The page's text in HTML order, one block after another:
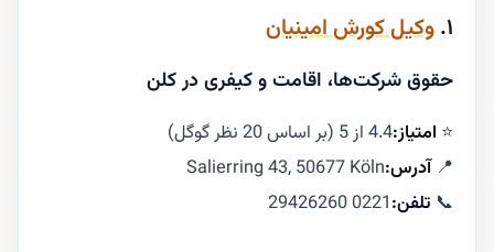
۱. وکیل کورش امینیان
حقوق شرکت‌ها، اقامت و کیفری در کلن
⭐ امتیاز:4.4 از 5 (بر اساس 20 نظر گوگل)
📍آدرس:Salierring 43, 50677 Köln
📞 تلفن:0221 29426260